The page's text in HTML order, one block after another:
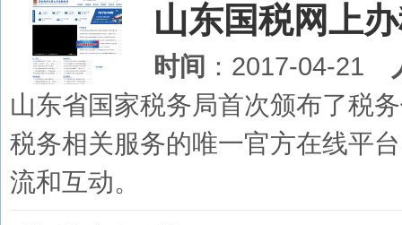
山东国税网上
时间 ：2017-04-21
山东省国家税务局首次颁布了税
税务相关服务的唯一官方在线平
流和互动。